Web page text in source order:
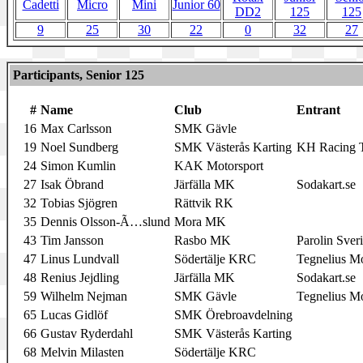
Cadetti Micro Mini Junior 60
DD2
125
125
9
25 30 22 0 32 27
Participants, Senior 125
# Name Club
Entrant
16 Max Carlsson
SMK Gävle
19 Noel Sundberg SMK Västerås Karting KH Racing
24 Simon Kumlin
KAK Motorsport
27 Isak Öbrand Järfälla MK
Sodakart.se
32 Tobias Sjögren
Rättvik RK
35 Dennis Olsson-Ã…slund Mora MK
43 Tim Jansson Rasbo MK
Parolin
47 Linus Lundvall Södertälje KRC
Tegnelius
48 Renius Jejdling Järfälla MK
Sodakart.se
59 Wilhelm Nejman SMK Gävle
Tegnelius
65 Lucas Gidlöf
SMK Örebroavdelning
66 Gustav Ryderdahl
SMK Västerås Karting
68 Melvin Milasten Södertälje KRC